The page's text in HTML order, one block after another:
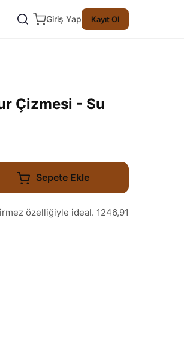
Giriş Yap Kayıt Ol
Çizmesi - Su
Sepete Ekle
özelliğiyle ideal. 1246,91